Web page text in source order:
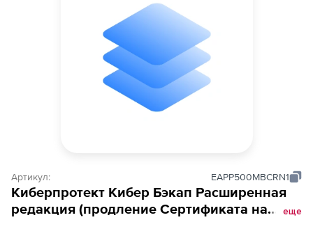
Артикул: EAPP500MBCRN1
Киберпротект Кибер Бэкап Расширенная
редакция (продление Сертификата на
еще